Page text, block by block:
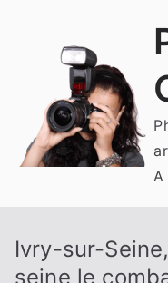
A
Ivry-sur-
seine le